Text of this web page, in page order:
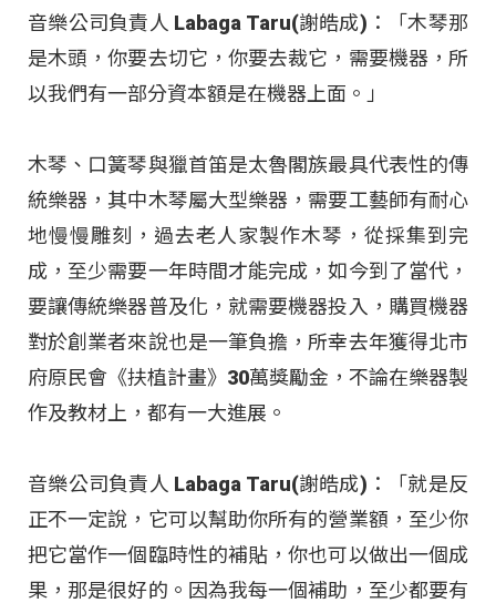
音樂公司負責人 Labaga Taru(謝皓成)：「木琴那
是木頭，你要去切它，你要去裁它，需要機器，所
以我們有一部分資本額是在機器上面。」
木琴、口簧琴與獵首笛是太魯閣族最具代表性的傳
統樂器，其中木琴屬大型樂器，需要工藝師有耐心
地慢慢雕刻，過去老人家製作木琴，從採集到完
成，至少需要一年時間才能完成，如今到了當代，
要讓傳統樂器普及化，就需要機器投入，購買機器
對於創業者來說也是一筆負擔，所幸去年獲得北市
府原民會《扶植計畫》30萬獎勵金，不論在樂器製
作及教材上，都有一大進展。
音樂公司負責人 Labaga Taru(謝皓成)：「就是反
正不一定說，它可以幫助你所有的營業額，至少你
把它當作一個臨時性的補貼，你也可以做出一個成
果，那是很好的。因為我每一個補助，至少都要有